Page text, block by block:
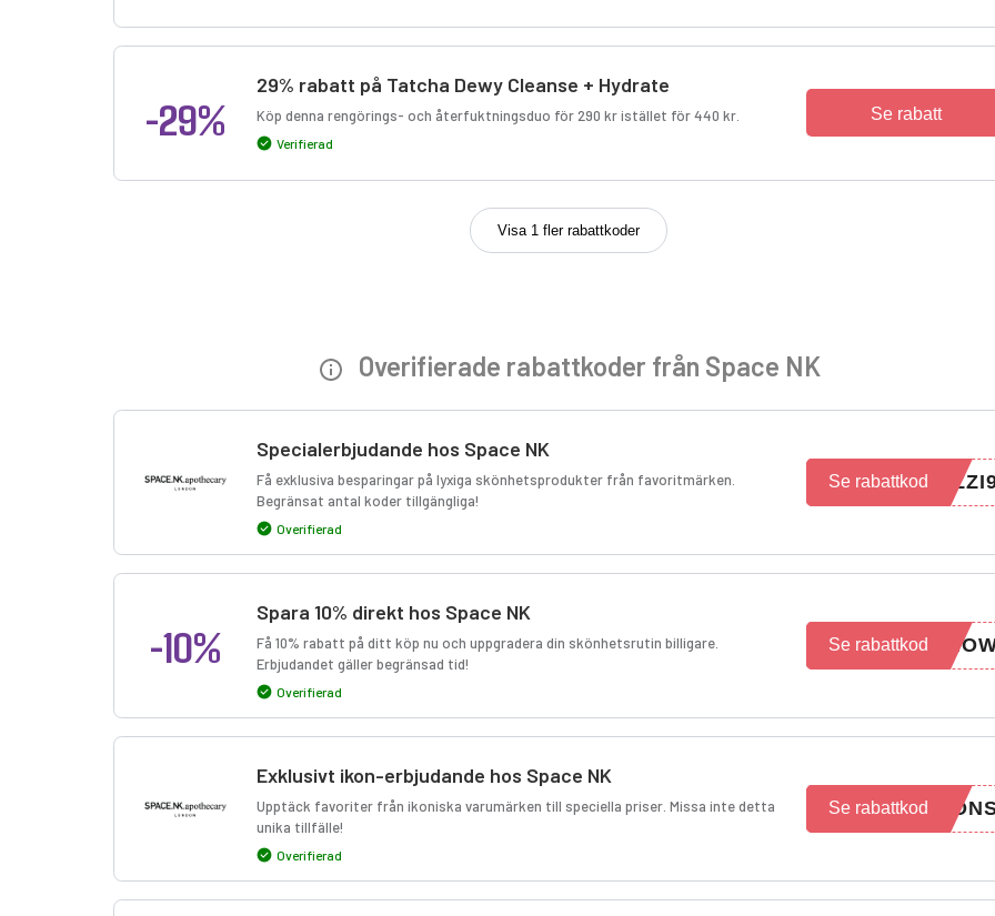
-29%
29% rabatt på Tatcha Dewy Cleanse + Hydrate
Köp denna rengörings- och återfuktningsduo för 290 kr istället för 440 kr.
Verifierad
Se rabatt
Visa 1 fler rabattkoder
Overifierade rabattkoder från Space NK
Specialerbjudande hos Space NK
Få exklusiva besparingar på lyxiga skönhetsprodukter från favoritmärken.
Begränsat antal koder tillgängliga!
Overifierad
Se rabattkod
-10%
Spara 10% direkt hos Space NK
Få 10% rabatt på ditt köp nu och uppgradera din skönhetsrutin billigare.
Erbjudandet gäller begränsad tid!
Overifierad
Se rabattkod
Exklusivt ikon-erbjudande hos Space NK
Upptäck favoriter från ikoniska varumärken till speciella priser. Missa inte detta
unika tillfälle!
Overifierad
Se rabattkod